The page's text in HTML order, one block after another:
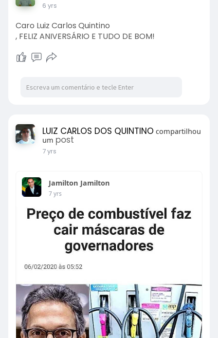
6 yrs
Caro Luiz Carlos Quintino
, FELIZ ANIVERSÁRIO E TUDO DE BOM!
LUIZ CARLOS DOS QUINTINO compartilhou
um post
7 yrs
Jamilton Jamilton
7 yrs